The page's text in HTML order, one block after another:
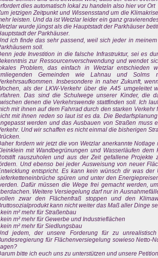
dies automatisch lokal zu handeln also hier vor Ort
jetzigen Zeitpunkt und Wissensstand um die
leisten. Und da ist Wetzlar leider ein ganz
wurde jüngst als die Hauptstadt der Parkhäuser
der Parkhäuser.
ich finde das sehr passend, weil sich jeder in
soll.
jede Investition in die falsche Infrastruktur, sei es
zur Ressourcenverschwendung und wendet
Problem, das einfach in Wetzlar entschieden
Gemeinden wie Lahnau und
Insbesondere in naher Zukunft,
als der LKW-Verkehr über die A45 umgeleitet
Das sind die Schulwege unserer Kinder, die
denen die Verkehrswende stattfinden soll. Ich
mit ihnen auf dem Fahrrad durch den starken
mit ihnen reden so laut ist es da. Die
werden und das Ausbauen von Straßen muss
Und wir schaffen es nicht einmal die bisherigen
fordern wir jetzt die von Wetzlar anerkannte
mit Wandbegrünungen und Wasserläufen
rauszuholen und aus der Zeit gefallene
Und ebenso bei jeder Ausweisung von neuer
entspricht. Es kann kein wünsch dir was
spüren und unter den
Dafür müssen die Wege frei gemacht werden,
Weitere Versiegelung darf nur in
zwar den Flächenfraß stoppen und den
kann nicht weiter das Maß aller Dinge
m² mehr für Straßenbau
m² mehr für Gewerbe und Industrieflächen
m² mehr für Siedlungsbau
jedem, der unsere Forderung für zu
für Flächenversiegelung sowieso Netto-
bitte ich euch uns zu unterstützen und unsere